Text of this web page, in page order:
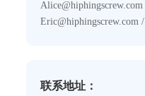
Alice@hiphingscrew.com
Eric@hiphingscrew.com /
联系地址：